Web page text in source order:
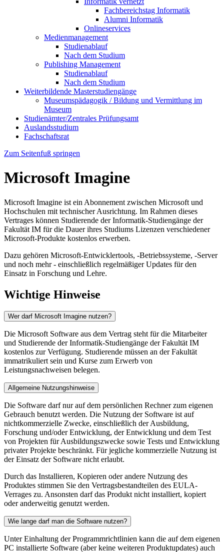
Fachbereichstag Informatik
Alumni Informatik
Onlineservices
Medienmanagement
Studienablauf
Nach dem Studium
Publishing Management
Studienablauf
Nach dem Studium
Weiterbildende Masterstudiengänge
Museumspädagogik / Bildung und Vermittlung im
Museum
Studienämter/Zentrales Prüfungsamt
Auslandsstudium
Fachschaftsrat
Zum Seitenfuß springen
Microsoft Imagine
Microsoft Imagine ist ein Abonnement zwischen Microsoft und
Hochschulen mit technischer Ausrichtung. Im Rahmen dieses
Vertrages können Studierende der Informatik-Studiengänge der
Fakultät IM für die Dauer ihres Studiums Lizenzen verschiedener
Microsoft-Produkte kostenlos erwerben.
Dazu gehören Microsoft-Entwicklertools, -Betriebssysteme, -Server
und noch mehr - einschließlich regelmäßiger Updates für den
Einsatz in Forschung und Lehre.
Wichtige Hinweise
Wer darf Microsoft Imagine nutzen?
Die Microsoft Software aus dem Vertrag steht für die Mitarbeiter
und Studierende der Informatik-Studiengänge der Fakultät IM
kostenlos zur Verfügung. Studierende müssen an der Fakultät
immatrikuliert sein und Kurse zum Erwerb von
Leistungsnachweisen belegen.
Allgemeine Nutzungshinweise
Die Software darf nur auf dem persönlichen Rechner zum eigenen
Gebrauch benutzt werden. Die Nutzung der Software ist auf
nichtkommerzielle Zwecke, einschließlich der Ausbildung,
Forschung und/oder Entwicklung, der Entwicklung und dem Test
von Projekten für Ausbildungszwecke sowie Tests und Entwicklung
privater Projekte beschränkt. Für jegliche kommerzielle Nutzung ist
der Einsatz der Software nicht erlaubt.
Durch das Installieren, Kopieren oder andere Nutzung des
Produktes stimmen Sie den Vertragsbestandteilen des EULA-
Verrages zu. Ansonsten darf das Produkt nicht installiert, kopiert
oder anderweitig genutzt werden.
Wie lange darf man die Software nutzen?
Unter Einhaltung der Programmrichtlinien kann die auf dem eigenen
PC installierte Software (aber keine weiteren Produktupdates) auch